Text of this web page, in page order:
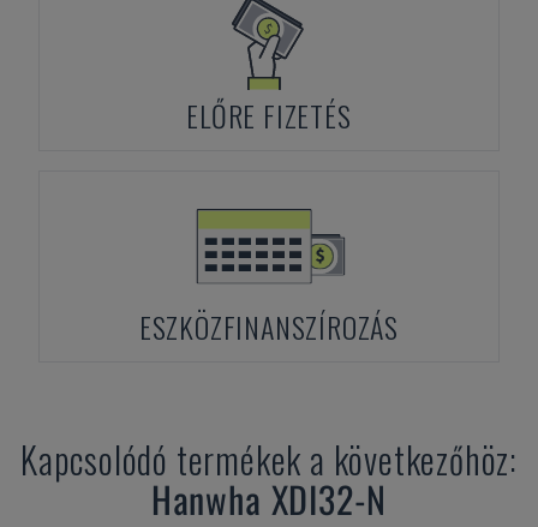
ELŐRE FIZETÉS
ESZKÖZFINANSZÍROZÁS
Kapcsolódó termékek a következőhöz:
Hanwha XDI32-N